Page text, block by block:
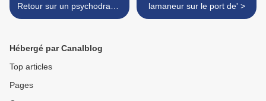
Retour sur un psychodrame
national
lamaneur sur le port de' >
Hébergé par Canalblog
Top articles
Pages